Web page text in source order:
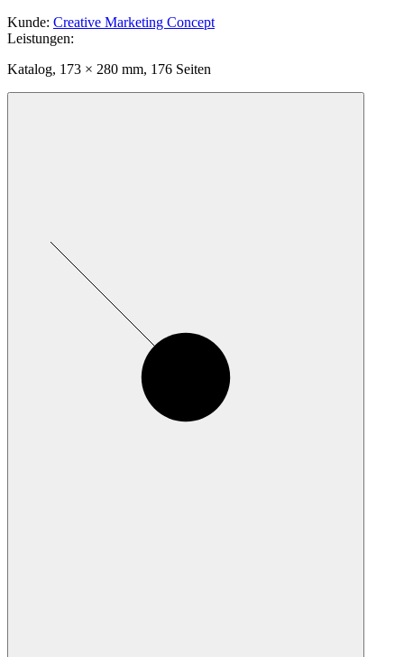
Kunde: Creative Marketing Concept
Leistungen:
Katalog, 173 × 280 mm, 176 Seiten